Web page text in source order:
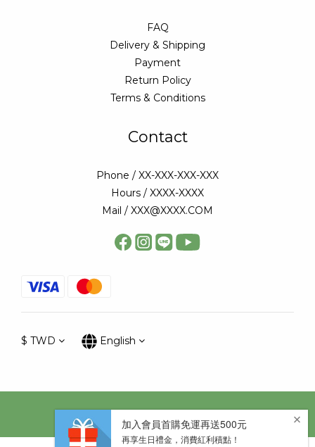
FAQ
Delivery & Shipping
Payment
Return Policy
Terms & Conditions
Contact
Phone / XX-XXX-XXX-XXX
Hours / XXXX-XXXX
Mail / XXX@XXXX.COM
$ TWD English